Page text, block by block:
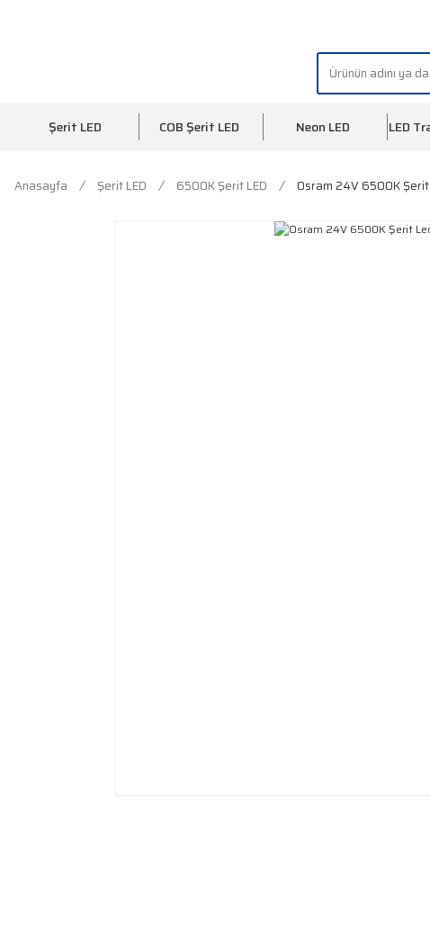
Şerit LED COB Şerit LED Neon LED LED
Anasayfa Şerit LED 6500K Şerit LED Osram 24V 6500K